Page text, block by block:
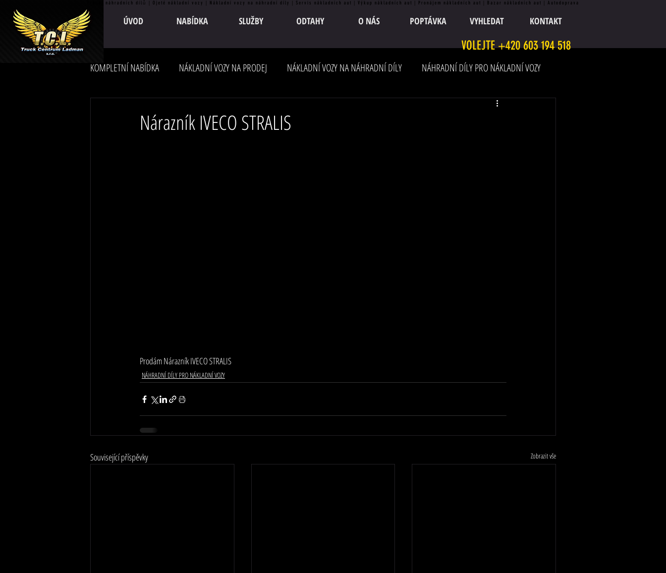
ÚVOD NABÍDKA SLUŽBY ODTAHY O NÁS POPTÁVKA VYHLEDAT KONTAKT
VOLEJTE +420 603 194 518
Prodej náhradních dílů | Ojeté nákladní vozy | Nákladní vozy na náhradní díly | Servis nákladních aut | Výkup nákladních aut | Pronájem nákladních aut | Bazar nákladních aut | Autodoprava
KOMPLETNÍ NABÍDKA NÁKLADNÍ VOZY NA PRODEJ NÁKLADNÍ VOZY NA NÁHRADNÍ DÍLY NÁHRADNÍ DÍLY PRO NÁKLADNÍ VOZY
Nárazník IVECO STRALIS
Prodám Nárazník IVECO STRALIS
NÁHRADNÍ DÍLY PRO NÁKLADNÍ VOZY
Související příspěvky Zobrazit vše